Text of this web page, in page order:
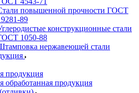
повышенной прочности ГОСТ
89
конструкционные стали
1050-88
нержавеющей стали
продукция
обработанная продукция